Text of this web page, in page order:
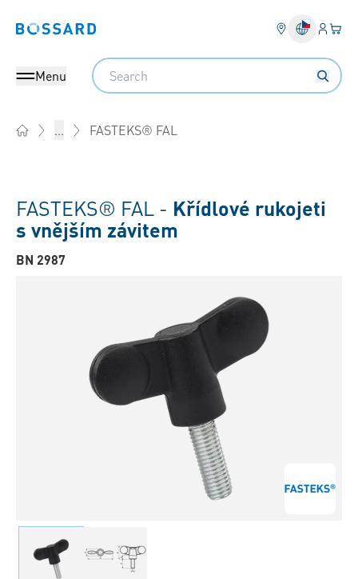
Bossard homepage Váš
Menu
Search
... FASTEKS® FAL
FASTEKS® FAL - Křídlové rukojeti
s vnějším závitem
BN 2987